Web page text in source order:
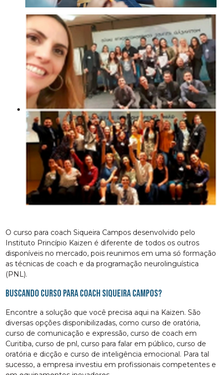
O curso para coach Siqueira Campos desenvolvido pelo
Instituto Princípio Kaizen é diferente de todos os outros
disponíveis no mercado, pois reunimos em uma só formação
as técnicas de coach e da programação neurolinguística
(PNL).
Buscando curso para coach Siqueira Campos?
Encontre a solução que você precisa aqui na Kaizen. São
diversas opções disponibilizadas, como curso de oratória,
curso de comunicação e expressão, curso de coach em
Curitiba, curso de pnl, curso para falar em público, curso de
oratória e dicção e curso de inteligência emocional. Para tal
sucesso, a empresa investiu em profissionais competentes e